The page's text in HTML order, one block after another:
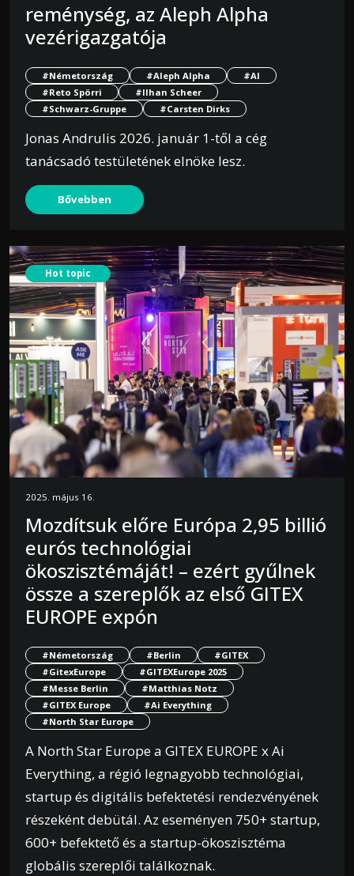
reménység, az Aleph Alpha
vezérigazgatója
#Németország #Aleph Alpha
#AI
#Reto Spörri
#Ilhan Scheer
#Schwarz-Gruppe
#Carsten Dirks
Jonas Andrulis 2026. január 1-től a cég
tanácsadó testületének elnöke lesz.
Bővebben
Hot topic
2025. május 16.
Mozdítsuk előre Európa 2,95 billió
eurós technológiai
ökoszisztémáját! – ezért gyűlnek
össze a szereplők az első GITEX
EUROPE expón
#Németország #Berlin
#GITEX
#GitexEurope
#GITEXEurope 2025
#Messe Berlin
#Matthias Notz
#GITEX Europe
#Ai Everything
#North Star Europe
A North Star Europe a GITEX EUROPE x Ai
Everything, a régió legnagyobb technológiai,
startup és digitális befektetési rendezvényének
részeként debütál. Az eseményen 750+ startup,
600+ befektető és a startup-ökoszisztéma
globális szereplői találkoznak.